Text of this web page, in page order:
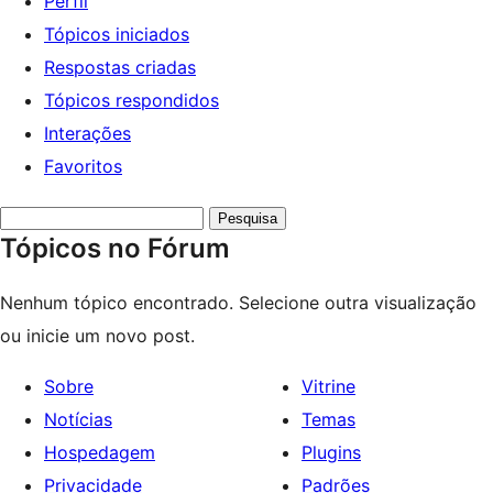
Tópicos iniciados
Respostas criadas
Tópicos respondidos
Interações
Favoritos
tópicos:
Tópicos no Fórum
Nenhum tópico encontrado. Selecione outra visualização
ou inicie um novo post.
Sobre
Notícias
Hospedagem
Privacidade
Vitrine
Temas
Plugins
Padrões